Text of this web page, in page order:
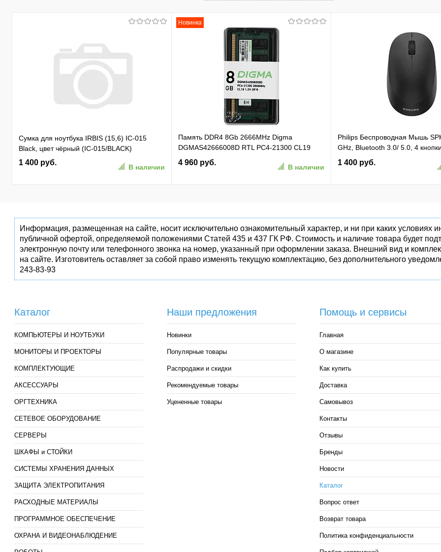
Сумка для ноутбука IRBIS (15,6) IC-015
Black, цвет чёрный (IC-015/BLACK)
1 400 руб.
В наличии
Новинка
Память DDR4 8Gb 2666MHz Digma
DGMAS42666008D RTL PC4-21300 CL19
SO-DIMM 260-pin 1.2В dual rank Ret
4 960 руб.
В наличии
Philips Беспроводная Мышь
GHz, Bluetooth 3.0/ 5.0, 4
бесшумная Чёрный
(SPK7407B/01)
1 400 руб.
Информация, размещенная на сайте, носит исключительно ознакомительный характер, и ни при каких
публичной офертой, определяемой положениями Статей 435 и 437 ГК РФ. Стоимость и наличие товара будет
электронную почту или телефонного звонка на номер, указанный при оформлении заказа. Внешний вид и
на сайте. Изготовитель оставляет за собой право изменять текущую комплектацию, без дополнительного
243-83-93
Каталог
КОМПЬЮТЕРЫ И НОУТБУКИ
МОНИТОРЫ И ПРОЕКТОРЫ
КОМПЛЕКТУЮЩИЕ
АКСЕССУАРЫ
ОРГТЕХНИКА
СЕТЕВОЕ ОБОРУДОВАНИЕ
СЕРВЕРЫ
ШКАФЫ и СТОЙКИ
СИСТЕМЫ ХРАНЕНИЯ ДАННЫХ
ЗАЩИТА ЭЛЕКТРОПИТАНИЯ
РАСХОДНЫЕ МАТЕРИАЛЫ
ПРОГРАММНОЕ ОБЕСПЕЧЕНИЕ
ОХРАНА И ВИДЕОНАБЛЮДЕНИЕ
Наши предложения
Новинки
Популярные товары
Распродажи и скидки
Рекомендуемые товары
Уцененные товары
Помощь и сервисы
Главная
О магазине
Как купить
Доставка
Самовывоз
Контакты
Отзывы
Бренды
Новости
Каталог
Вопрос ответ
Возврат товара
Политика конфиденциальности